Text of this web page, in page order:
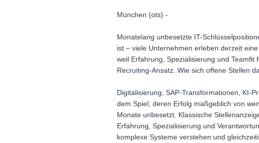
München (ots) -
Monatelang unbesetzte IT-
ist – viele Unternehmen erleben derzeit
weil Erfahrung, Spezialisierung und
Recruiting-Ansatz. Wie sich offene Stellen
Digitalisierung, SAP-Transformationen, KI-
dem Spiel, deren Erfolg maßgeblich von
Monate unbesetzt. Klassische
Erfahrung, Spezialisierung und
komplexe Systeme verstehen und